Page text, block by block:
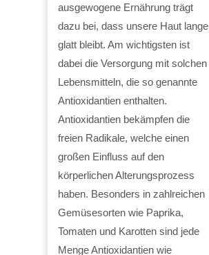
ausgewogene Ernährung trägt
dazu bei, dass unsere Haut lange
glatt bleibt. Am wichtigsten ist
dabei die Versorgung mit solchen
Lebensmitteln, die so genannte
Antioxidantien enthalten.
Antioxidantien bekämpfen die
freien Radikale, welche einen
großen Einfluss auf den
körperlichen Alterungsprozess
haben. Besonders in zahlreichen
Gemüsesorten wie Paprika,
Tomaten und Karotten sind jede
Menge Antioxidantien wie